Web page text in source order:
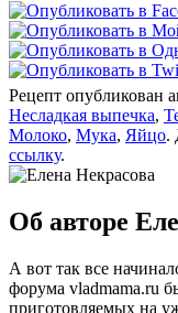
Рецепт опубликован
Несладкая выпечка,
Молоко, Мука, Яйцо.
ссылку.
Об авторе
А вот так все
форума vladmama.ru
приготовляемых на